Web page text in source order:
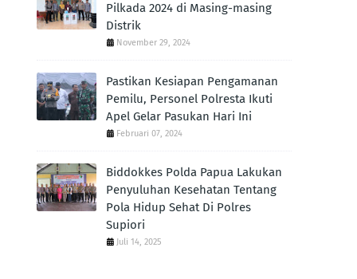
Pilkada 2024 di Masing-masing
Distrik
November 29, 2024
Pastikan Kesiapan Pengamanan
Pemilu, Personel Polresta Ikuti
Apel Gelar Pasukan Hari Ini
Februari 07, 2024
Biddokkes Polda Papua Lakukan
Penyuluhan Kesehatan Tentang
Pola Hidup Sehat Di Polres
Supiori
Juli 14, 2025